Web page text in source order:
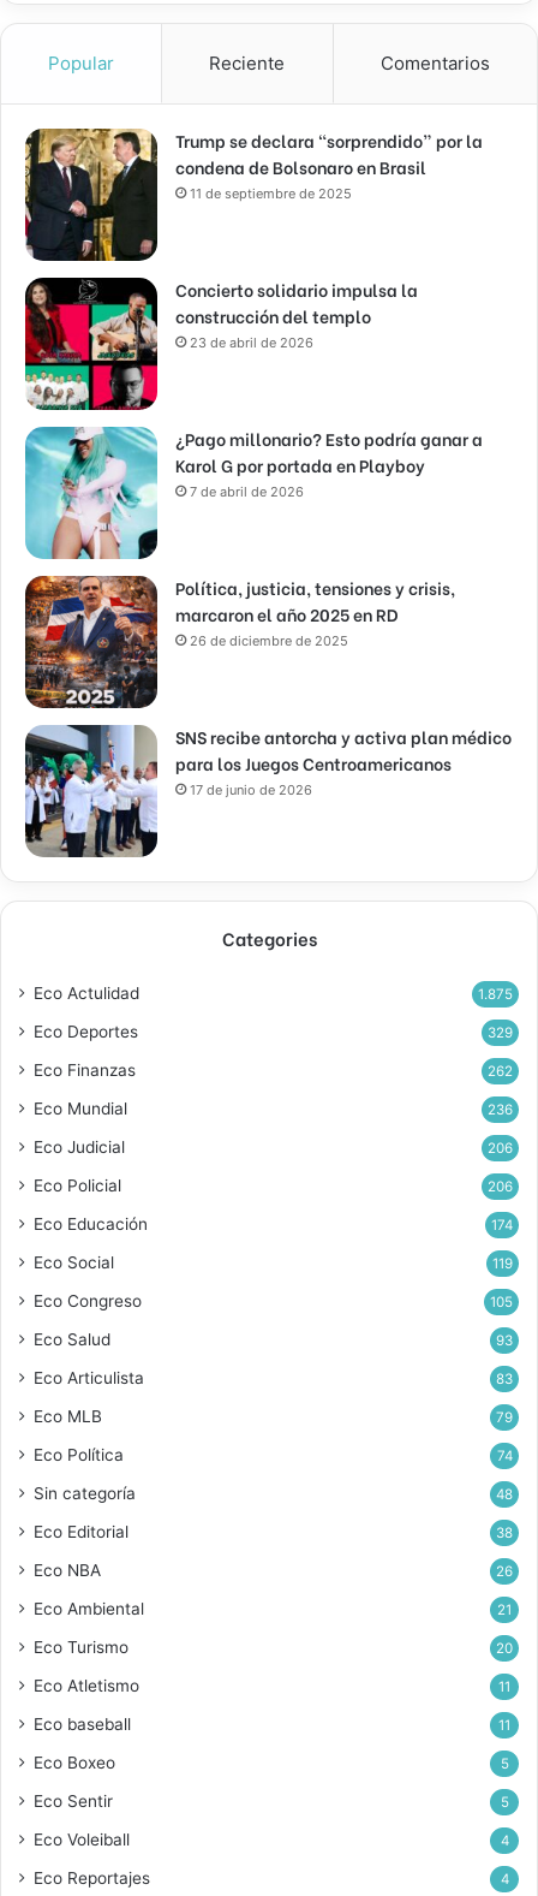
Popular Reciente Comentarios
Trump se declara “sorprendido” por la
condena de Bolsonaro en Brasil
11 de septiembre de 2025
Concierto solidario impulsa la
construcción del templo
23 de abril de 2026
¿Pago millonario? Esto podría ganar a
Karol G por portada en Playboy
7 de abril de 2026
Política, justicia, tensiones y crisis,
marcaron el año 2025 en RD
26 de diciembre de 2025
SNS recibe antorcha y activa plan médico
para los Juegos Centroamericanos
17 de junio de 2026
Categories
Eco Actulidad 1.875
Eco Deportes 329
Eco Finanzas 262
Eco Mundial 236
Eco Judicial 206
Eco Policial 206
Eco Educación 174
Eco Social 119
Eco Congreso 105
Eco Salud 93
Eco Articulista 83
Eco MLB 79
Eco Política 74
Sin categoría 48
Eco Editorial 38
Eco NBA 26
Eco Ambiental 21
Eco Turismo 20
Eco Atletismo 11
Eco baseball 11
Eco Boxeo 5
Eco Sentir 5
Eco Voleiball 4
Eco Reportajes 4